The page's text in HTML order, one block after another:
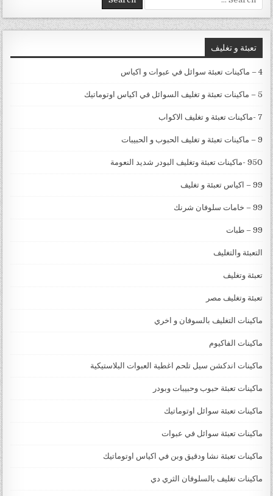
تعبئة و تغليف
4 – ماكينات تعبئة سوائل في عبوات و اكياس
5 – ماكينات تعبئة و تغليف السوائل في اكياس اوتوماتيك
7 -ماكينات تعبئة و تغليف الاكواب
9 – ماكينات تعبئة و تغليف الحبوب و الحبيبات
950 -ماكينات تعبئة وتغليف البودر شديد النعومة
99 – اكياس تعبئة و تغليف
99 – خامات سلوفان شرنك
99 – طبات
التعبئة والتغليف
تعبئة وتغليف
تعبئة وتغليف مصر
ماكينات التغليف بالسوفان و اخري
ماكينات الفاكيوم
ماكينات اندكشن سيل تلحم اغطية العبوات البلاستيكية
ماكينات تعبئة حبوب وحبيبات وبودر
ماكينات تعبئة سوائل اوتوماتيك
ماكينات تعبئة سوائل في عبوات
ماكينات تعبئة نشا ودقيق وبن في اكياس اوتوماتيك
ماكينات تغليف بالسلوفان الثري دي